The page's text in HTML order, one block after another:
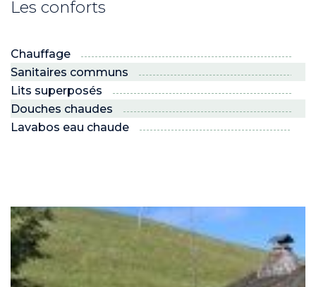
Les conforts
Chauffage
Sanitaires communs
Lits superposés
Douches chaudes
Lavabos eau chaude